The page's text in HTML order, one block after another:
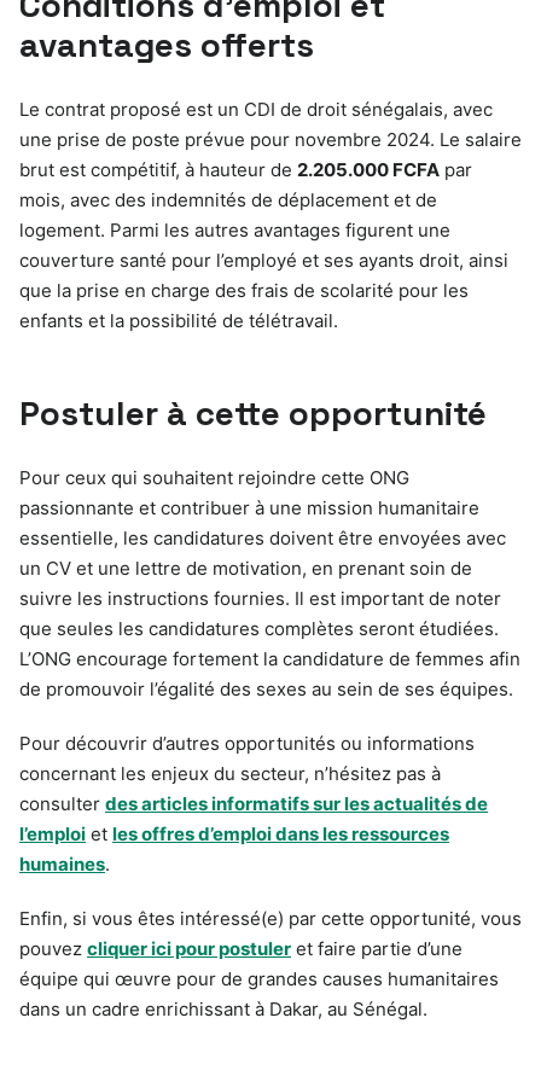
avantages offerts
Le contrat proposé est un CDI de droit sénégalais, avec
une prise de poste prévue pour novembre 2024. Le salaire
brut est compétitif, à hauteur de 2.205.000 FCFA par
mois, avec des indemnités de déplacement et de
logement. Parmi les autres avantages figurent une
couverture santé pour l’employé et ses ayants droit, ainsi
que la prise en charge des frais de scolarité pour les
enfants et la possibilité de télétravail.
Postuler à cette opportunité
Pour ceux qui souhaitent rejoindre cette ONG
passionnante et contribuer à une mission humanitaire
essentielle, les candidatures doivent être envoyées avec
un CV et une lettre de motivation, en prenant soin de
suivre les instructions fournies. Il est important de noter
que seules les candidatures complètes seront étudiées.
L’ONG encourage fortement la candidature de femmes afin
de promouvoir l’égalité des sexes au sein de ses équipes.
Pour découvrir d’autres opportunités ou informations
concernant les enjeux du secteur, n’hésitez pas à
consulter des articles informatifs sur les actualités de
l’emploi et les offres d’emploi dans les ressources
humaines.
Enfin, si vous êtes intéressé(e) par cette opportunité, vous
pouvez cliquer ici pour postuler et faire partie d’une
équipe qui œuvre pour de grandes causes humanitaires
dans un cadre enrichissant à Dakar, au Sénégal.